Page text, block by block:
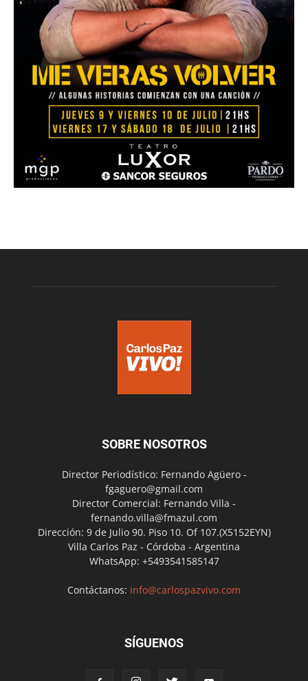
SOBRE NOSOTROS
Director Periodístico: Fernando Agüero -
fgaguero@gmail.com
Director Comercial: Fernando Villa -
fernando.villa@fmazul.com
Dirección: 9 de Julio 90. Piso 10. Of 107.(X5152EYN)
Villa Carlos Paz - Córdoba - Argentina
WhatsApp: +5493541585147
Contáctanos: info@carlospazvivo.com
SÍGUENOS